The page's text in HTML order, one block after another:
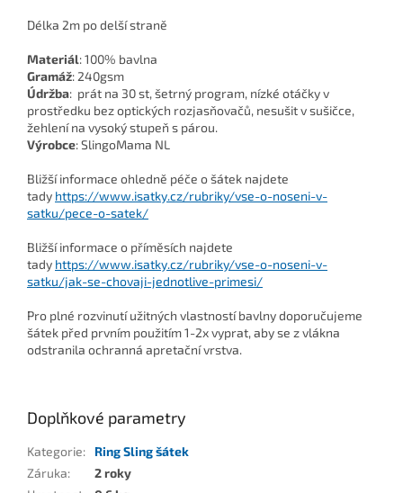
Délka 2m po delší straně
Materiál: 100% bavlna
Gramáž: 240gsm
Údržba: prát na 30 st, šetrný program, nízké otáčky v
prostředku bez optických rozjasňovačů, nesušit v sušičce,
žehlení na vysoký stupeň s párou.
Výrobce: SlingoMama NL
Bližší informace ohledně péče o šátek najdete
tady https://www.isatky.cz/rubriky/vse-o-noseni-v-
satku/pece-o-satek/
Bližší informace o příměsích najdete
tady https://www.isatky.cz/rubriky/vse-o-noseni-v-
satku/jak-se-chovaji-jednotlive-primesi/
Pro plné rozvinutí užitných vlastností bavlny doporučujeme
šátek před prvním použitím 1-2x vyprat, aby se z vlákna
odstranila ochranná apretační vrstva.
Doplňkové parametry
Kategorie:
Ring Sling šátek
Záruka:
2 roky